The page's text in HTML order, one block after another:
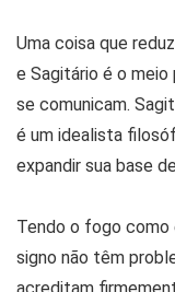
Uma coisa que
e Sagitário é o meio
se comunicam.
é um idealista
expandir sua base
Tendo o fogo como
signo não têm